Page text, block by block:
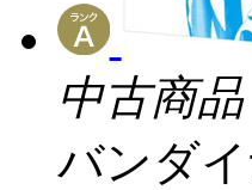
中古商品
バンダ